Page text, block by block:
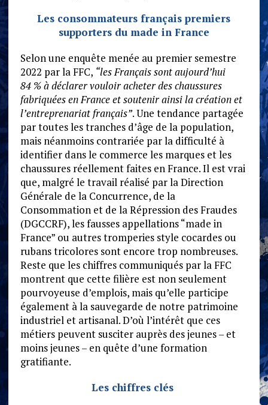
Les consommateurs français premiers
supporters du made in France
Selon une enquête menée au premier semestre
2022 par la FFC, “les Français sont aujourd’hui
84 % à déclarer vouloir acheter des chaussures
fabriquées en France et soutenir ainsi la création et
l’entreprenariat français”. Une tendance partagée
par toutes les tranches d’âge de la population,
mais néanmoins contrariée par la difficulté à
identifier dans le commerce les marques et les
chaussures réellement faites en France. Il est vrai
que, malgré le travail réalisé par la Direction
Générale de la Concurrence, de la
Consommation et de la Répression des Fraudes
(DGCCRF), les fausses appellations “made in
France” ou autres tromperies style cocardes ou
rubans tricolores sont encore trop nombreuses.
Reste que les chiffres communiqués par la FFC
montrent que cette filière est non seulement
pourvoyeuse d’emplois, mais qu’elle participe
également à la sauvegarde de notre patrimoine
industriel et artisanal. D’où l’intérêt que ces
métiers peuvent susciter auprès des jeunes – et
moins jeunes – en quête d’une formation
gratifiante.
Les chiffres clés